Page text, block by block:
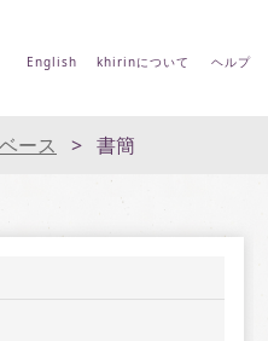
English khirinについて ヘルプ
ース 書簡